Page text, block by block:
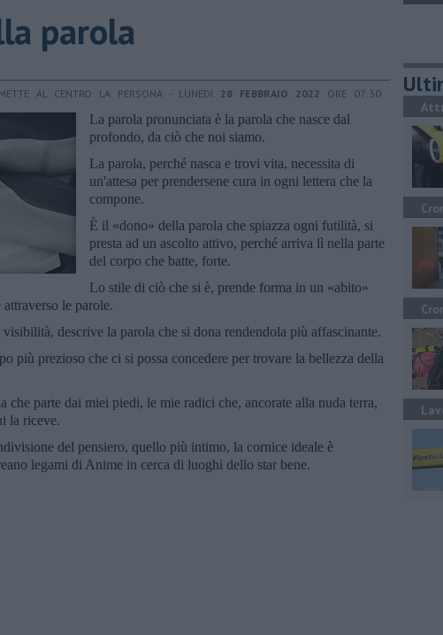
parola
AL CENTRO LA PERSONA - LUNEDÌ 28 FEBBRAIO 2022 ORE 07:30
La parola pronunciata è la parola che nasce dal
profondo, da ciò che noi siamo.
La parola, perché nasca e trovi vita, necessita di
un'attesa per prendersene cura in ogni lettera che la
compone.
È il «dono» della parola che spiazza ogni futilità, si
presta ad un ascolto attivo, perché arriva lì nella parte
del corpo che batte, forte.
Lo stile di ciò che si è, prende forma in un «abito»
le parole.
descrive la parola che si dona rendendola più affascinante.
più prezioso che ci si possa concedere per trovare la bellezza della
che parte dai miei piedi, le mie radici che, ancorate alla nuda terra,
la riceve.
del pensiero, quello più intimo, la cornice ideale è
legami di Anime in cerca di luoghi dello star bene.